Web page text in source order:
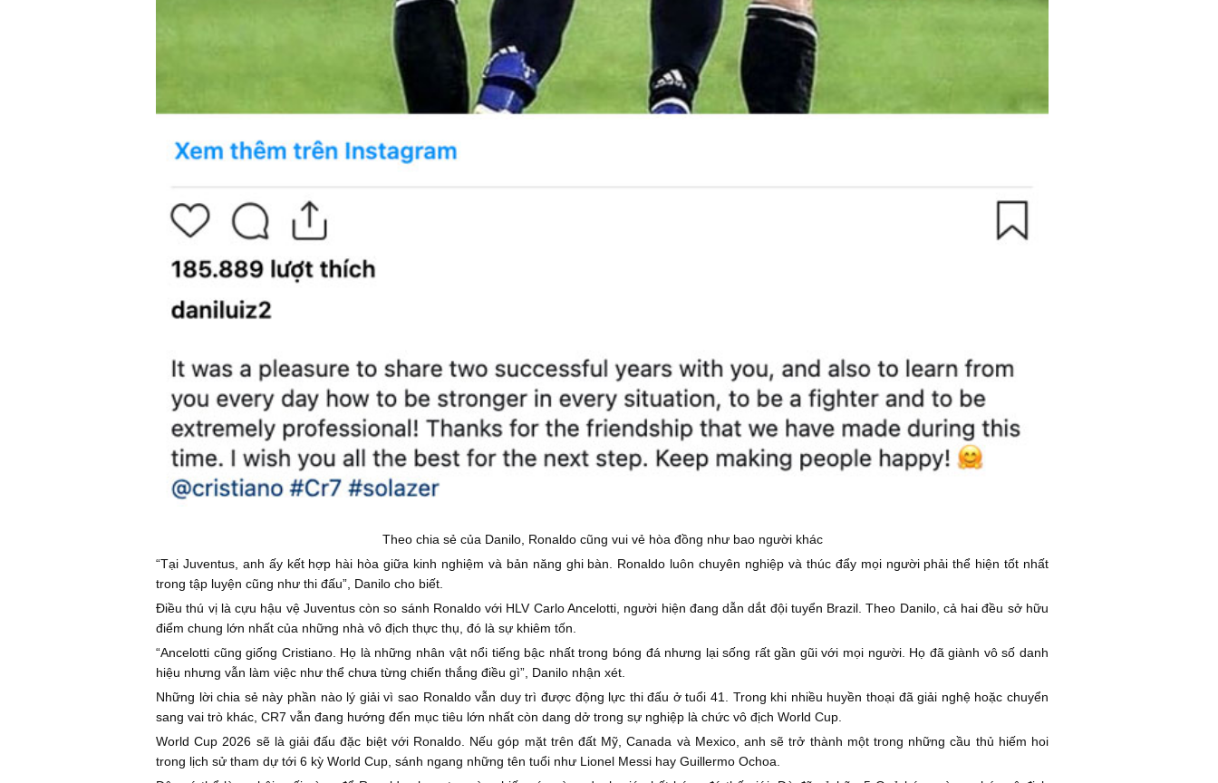
Theo chia sẻ của Danilo, Ronaldo cũng vui vẻ hòa đồng như bao người khác
“Tại Juventus, anh ấy kết hợp hài hòa giữa kinh nghiệm và bản năng ghi bàn. Ronaldo luôn chuyên nghiệp và thúc đẩy mọi người phải thể hiện tốt nhất
trong tập luyện cũng như thi đấu”, Danilo cho biết.
Điều thú vị là cựu hậu vệ Juventus còn so sánh Ronaldo với HLV Carlo Ancelotti, người hiện đang dẫn dắt đội tuyển Brazil. Theo Danilo, cả hai đều sở hữu
điểm chung lớn nhất của những nhà vô địch thực thụ, đó là sự khiêm tốn.
“Ancelotti cũng giống Cristiano. Họ là những nhân vật nổi tiếng bậc nhất trong bóng đá nhưng lại sống rất gần gũi với mọi người. Họ đã giành vô số danh
hiệu nhưng vẫn làm việc như thể chưa từng chiến thắng điều gì”, Danilo nhận xét.
Những lời chia sẻ này phần nào lý giải vì sao Ronaldo vẫn duy trì được động lực thi đấu ở tuổi 41. Trong khi nhiều huyền thoại đã giải nghệ hoặc chuyển
sang vai trò khác, CR7 vẫn đang hướng đến mục tiêu lớn nhất còn dang dở trong sự nghiệp là chức vô địch World Cup.
World Cup 2026 sẽ là giải đấu đặc biệt với Ronaldo. Nếu góp mặt trên đất Mỹ, Canada và Mexico, anh sẽ trở thành một trong những cầu thủ hiếm hoi
trong lịch sử tham dự tới 6 kỳ World Cup, sánh ngang những tên tuổi như Lionel Messi hay Guillermo Ochoa.